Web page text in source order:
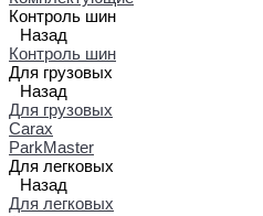
Контроль шин
Назад
Контроль шин
Для грузовых
Назад
Для грузовых
Carax
ParkMaster
Для легковых
Назад
Для легковых